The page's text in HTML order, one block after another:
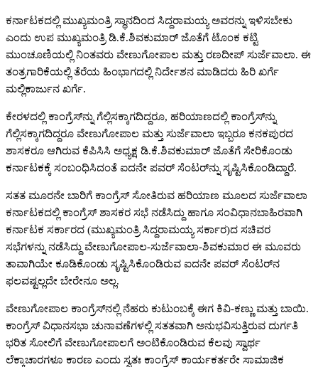
ಕರ್ನಾಟಕದಲ್ಲಿ ಮುಖ್ಯಮಂತ್ರಿ ಸ್ಥಾನದಿಂದ ಸಿದ್ದರಾಮಯ್ಯ ಅವರನ್ನು ಇಳಿಸಬೇಕು
ಎಂದು ಉಪ ಮುಖ್ಯಮಂತ್ರಿ ಡಿ.ಕೆ.ಶಿವಕುಮಾರ್‌ ಜೊತೆಗೆ ಟೊಂಕ ಕಟ್ಟಿ
ಮುಂಚೂಣಿಯಲ್ಲಿ ನಿಂತವರು ವೇಣುಗೋಪಾಲ ಮತ್ತು ರಣದೀಪ್‌ ಸುರ್ಜೆವಾಲಾ. ಈ
ತಂತ್ರಗಾರಿಕೆಯಲ್ಲಿ ತೆರೆಯ ಹಿಂಭಾಗದಲ್ಲಿ ನಿರ್ದೇಶನ ಮಾಡಿದರು ಹಿರಿ ಖರ್ಗೆ
ಮಲ್ಲಿಕಾರ್ಜುನ ಖರ್ಗೆ.
ಕೇರಳದಲ್ಲಿ ಕಾಂಗ್ರೆಸ್‌ನ್ನು ಗೆಲ್ಲಿಸಕ್ಕಾಗದಿದ್ದರೂ, ಹರಿಯಾಣದಲ್ಲಿ ಕಾಂಗ್ರೆಸ್‌ನ್ನು
ಗೆಲ್ಲಿಸಕ್ಕಾಗದಿದ್ದರೂ ವೇಣುಗೋಪಾಲ ಮತ್ತು ಸುರ್ಜೆವಾಲಾ ಇಬ್ಬರೂ ಕನಕಪುರದ
ಶಾಸಕರೂ ಆಗಿರುವ ಕೆಪಿಸಿಸಿ ಅಧ್ಯಕ್ಷ ಡಿ.ಕೆ.ಶಿವಕುಮಾರ್‌ ಜೊತೆಗೆ ಸೇರಿಕೊಂಡು
ಕರ್ನಾಟಕಕ್ಕೆ ಸಂಬಂಧಿಸಿದಂತೆ ಐದನೇ ಪವರ್‌ ಸೆಂಟರ್‌ನ್ನು ಸೃಷ್ಟಿಸಿಕೊಂಡಿದ್ದಾರೆ.
ಸತತ ಮೂರನೇ ಬಾರಿಗೆ ಕಾಂಗ್ರೆಸ್‌ ಸೋತಿರುವ ಹರಿಯಾಣ ಮೂಲದ ಸುರ್ಜೆವಾಲಾ
ಕರ್ನಾಟಕದಲ್ಲಿ ಕಾಂಗ್ರೆಸ್‌ ಶಾಸಕರ ಸಭೆ ನಡೆಸಿದ್ದು ಹಾಗೂ ಸಂವಿಧಾನಬಾಹಿರವಾಗಿ
ಕರ್ನಾಟಕ ಸರ್ಕಾರದ (ಮುಖ್ಯಮಂತ್ರಿ ಸಿದ್ದರಾಮಯ್ಯ ಸರ್ಕಾರ)ದ ಸಚಿವರ
ಸಭೆಗಳನ್ನು ನಡೆಸಿದ್ದು ವೇಣುಗೋಪಾಲ-ಸುರ್ಜೆವಾಲಾ-ಶಿವಕುಮಾರ ಈ ಮೂವರು
ತಾವಾಗಿಯೇ ಕೂಡಿಕೊಂಡು ಸೃಷ್ಟಿಸಿಕೊಂಡಿರುವ ಐದನೇ ಪವರ್‌ ಸೆಂಟರ್‌ನ
ಫಲವಷ್ಟಲ್ಲದೇ ಬೇರೇನೂ ಅಲ್ಲ.
ವೇಣುಗೋಪಾಲ ಕಾಂಗ್ರೆಸ್‌ನಲ್ಲಿ ನೆಹರು ಕುಟುಂಬಕ್ಕೆ ಈಗ ಕಿವಿ-ಕಣ್ಣು ಮತ್ತು ಬಾಯಿ.
ಕಾಂಗ್ರೆಸ್‌ ವಿಧಾನಸಭಾ ಚುನಾವಣೆಗಳಲ್ಲಿ ಸತತವಾಗಿ ಅನುಭವಿಸುತ್ತಿರುವ ದುರ್ಗತಿ
ಭರಿತ ಸೋಲಿಗೆ ವೇಣುಗೋಪಾಲಗೆ ಅಂಟಿಕೊಂಡಿರುವ ಕೆಲವು ಸ್ವಾರ್ಥ
ಲೆಕ್ಕಾಚಾರಗಳೂ ಕಾರಣ ಎಂದು ಸ್ವತಃ ಕಾಂಗ್ರೆಸ್‌ ಕಾರ್ಯಕರ್ತರೇ ಸಾಮಾಜಿಕ